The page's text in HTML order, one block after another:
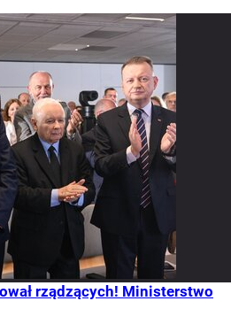
rządzących! Ministerstwo